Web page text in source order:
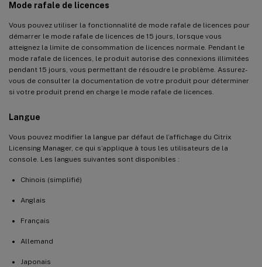
Mode rafale de licences
Vous pouvez utiliser la fonctionnalité de mode rafale de licences pour
démarrer le mode rafale de licences de 15 jours, lorsque vous
atteignez la limite de consommation de licences normale. Pendant le
mode rafale de licences, le produit autorise des connexions illimitées
pendant 15 jours, vous permettant de résoudre le problème. Assurez-
vous de consulter la documentation de votre produit pour déterminer
si votre produit prend en charge le mode rafale de licences.
Langue
Vous pouvez modifier la langue par défaut de l’affichage du Citrix
Licensing Manager, ce qui s’applique à tous les utilisateurs de la
console. Les langues suivantes sont disponibles :
Chinois (simplifié)
Anglais
Français
Allemand
Japonais